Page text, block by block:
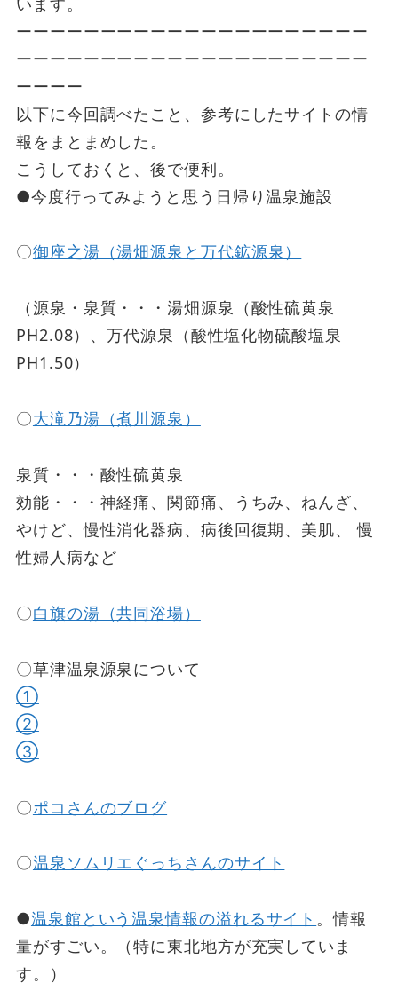
ーーーーーーーーーーーーーーーーーーーーー
ーーーーーーーーーーーーーーーーーーーーー
ーーーー
以下に今回調べたこと、参考にしたサイトの情
報をまとまめした。
こうしておくと、後で便利。
●今度行ってみようと思う日帰り温泉施設
〇御座之湯（湯畑源泉と万代鉱源泉）
（源泉・泉質・・・湯畑源泉（酸性硫黄泉
PH2.08）、万代源泉（酸性塩化物硫酸塩泉
PH1.50）
〇大滝乃湯（煮川源泉）
泉質・・・酸性硫黄泉
効能・・・神経痛、関節痛、うちみ、ねんざ、
やけど、慢性消化器病、病後回復期、美肌、 慢
性婦人病など
〇白旗の湯（共同浴場）
〇草津温泉源泉について
①
②
③
〇ポコさんのブログ
〇温泉ソムリエぐっちさんのサイト
●温泉館という温泉情報の溢れるサイト 。情報
量がすごい。（特に東北地方が充実していま
す。）